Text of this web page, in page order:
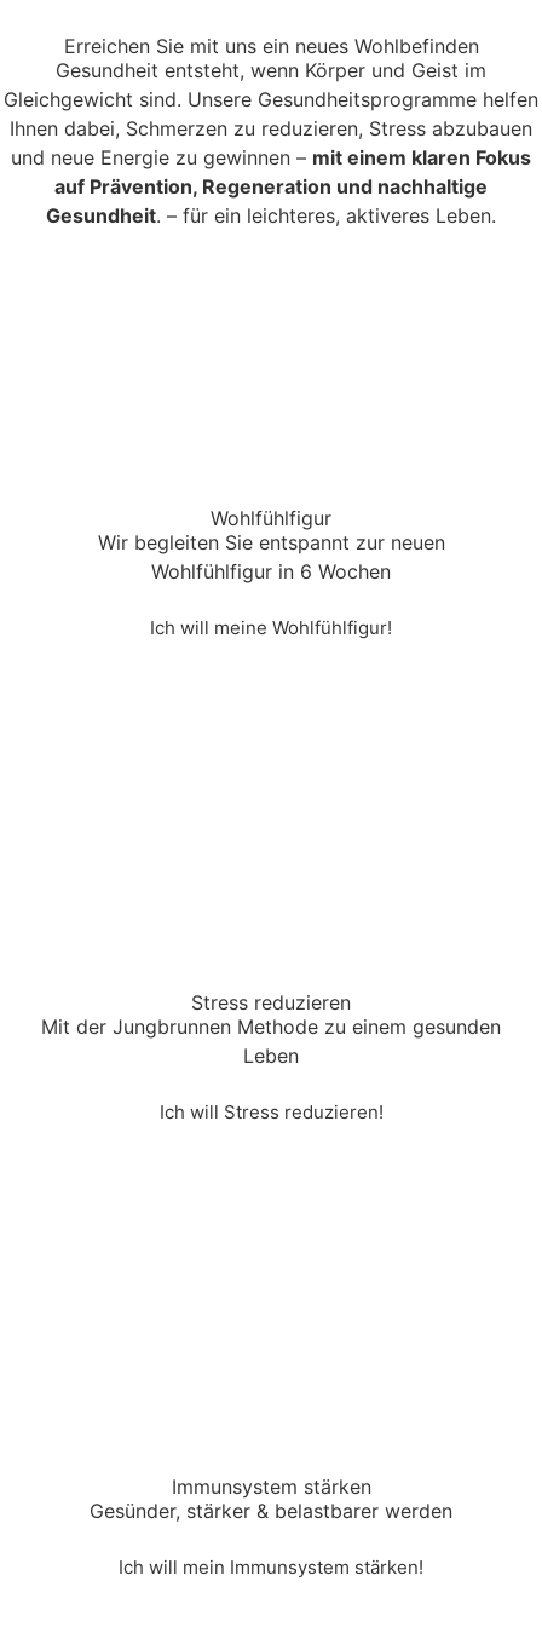
Erreichen Sie mit uns ein neues Wohlbefinden
Gesundheit entsteht, wenn Körper und Geist im
Gleichgewicht sind. Unsere Gesundheitsprogramme helfen
Ihnen dabei, Schmerzen zu reduzieren, Stress abzubauen
und neue Energie zu gewinnen – mit einem klaren Fokus
auf Prävention, Regeneration und nachhaltige
Gesundheit. – für ein leichteres, aktiveres Leben.
Wohlfühlfigur
Wir begleiten Sie entspannt zur neuen
Wohlfühlfigur in 6 Wochen
Ich will meine Wohlfühlfigur!
Stress reduzieren​
Mit der Jungbrunnen Methode zu einem gesunden
Leben
Ich will Stress reduzieren!
Immunsystem stärken​
Gesünder, stärker & belastbarer werden
Ich will mein Immunsystem stärken!